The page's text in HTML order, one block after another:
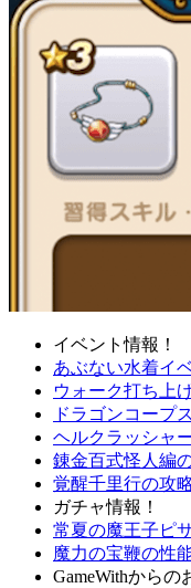
イベント情報！
あぶない水着イ
ウォーク打ち上
ドラゴンコープ
ヘルクラッシャ
錬金百式怪人編
覚醒千里行の攻
ガチャ情報！
常夏の魔王子ピ
魔力の宝鞭の性
GameWithからの